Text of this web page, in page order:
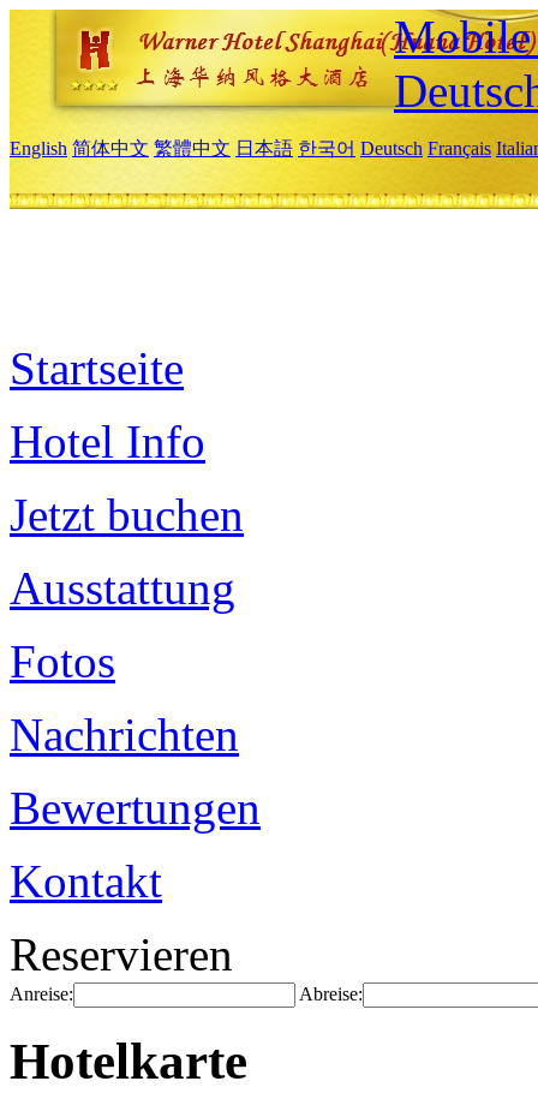
Mobile
English 简体中文 繁體中文 日本語 한국어 Deutsch Français
Startseite
Hotel Info
Jetzt buchen
Ausstattung
Fotos
Nachrichten
Bewertungen
Kontakt
Reservieren
Anreise: Abreise:
Hotelkarte